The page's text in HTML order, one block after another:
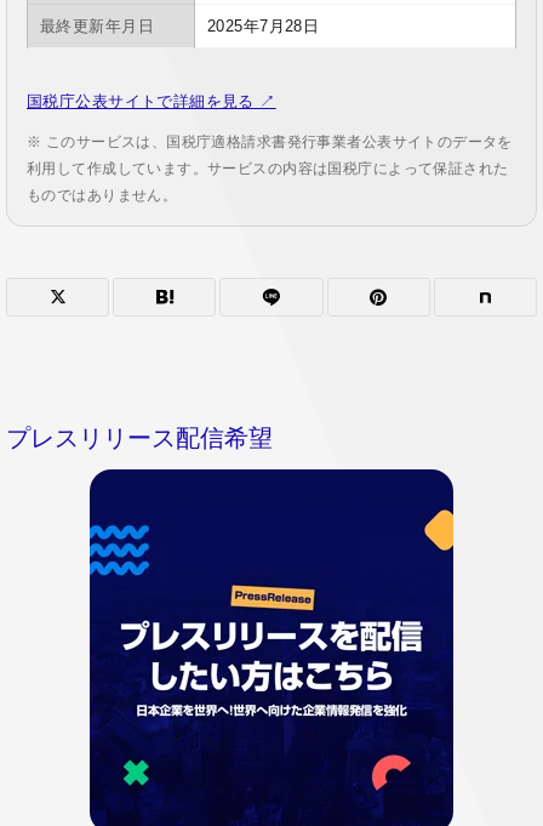
最終更新年月日 2025年7月28日
国税庁公表サイトで詳細を見る ↗
※ このサービスは、国税庁適格請求書発行事業者公表サイトのデータを
利用して作成しています。サービスの内容は国税庁によって保証された
ものではありません。
プレスリリース配信希望